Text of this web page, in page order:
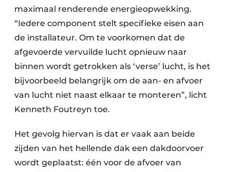
maximaal renderende energieopwekking.
“Iedere component stelt specifieke eisen aan
de installateur. Om te voorkomen dat de
afgevoerde vervuilde lucht opnieuw naar
binnen wordt getrokken als ‘verse’ lucht, is het
bijvoorbeeld belangrijk om de aan- en afvoer
van lucht niet naast elkaar te monteren”, licht
Kenneth Foutreyn toe.
Het gevolg hiervan is dat er vaak aan beide
zijden van het hellende dak een dakdoorvoer
wordt geplaatst: één voor de afvoer van